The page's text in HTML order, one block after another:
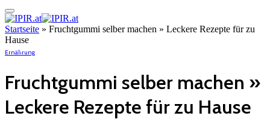
Startseite » Fruchtgummi selber machen » Leckere Rezepte für zu
Hause
Ernährung
Fruchtgummi selber machen »
Leckere Rezepte für zu Hause